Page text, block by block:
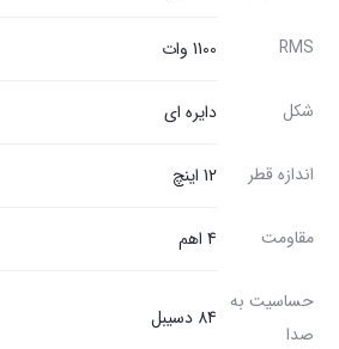
RMS 1100 وات
شکل دایره ای
اندازه قطر 12 اینچ
مقاومت 4 اهم
حساسیت به
صدا
84 دسیبل